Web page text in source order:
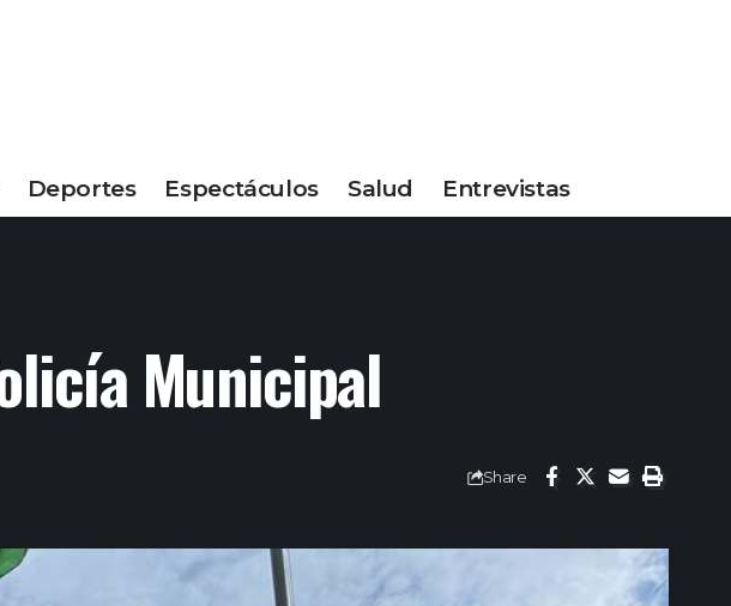
Deportes Espectáculos Salud Entrevistas
Municipal
Share